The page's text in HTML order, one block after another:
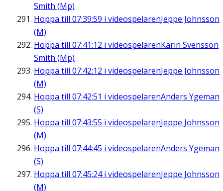
Smith (Mp)
Hoppa till 07:39:59 i videospelarenJeppe Johnsson
(M)
Hoppa till 07:41:12 i videospelarenKarin Svensson
Smith (Mp)
Hoppa till 07:42:12 i videospelarenJeppe Johnsson
(M)
Hoppa till 07:42:51 i videospelarenAnders Ygeman
(S)
Hoppa till 07:43:55 i videospelarenJeppe Johnsson
(M)
Hoppa till 07:44:45 i videospelarenAnders Ygeman
(S)
Hoppa till 07:45:24i videospelarenJeppe Johnsson
(M)